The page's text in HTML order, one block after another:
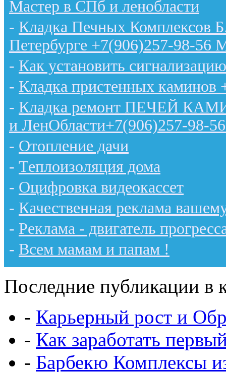
Мастер в СПб и ленобласти
- Кладка Печных Комплексов
Петербурге +7(906)257-98-56
- Как установить
- Кладка пристенных каминов
- Кладка ремонт ПЕЧЕЙ
и ЛенОбласти+7(906)257-98-
- Отопление дачи
- Теплоизоляция дома
- Оцифровка видеокассет
- Качественная реклама
- Реклама - двигатель
- Всем мамам и папам !
Последние публикации в
- Карьерный рост и
- Как заработать
- Барбекю Комплексы